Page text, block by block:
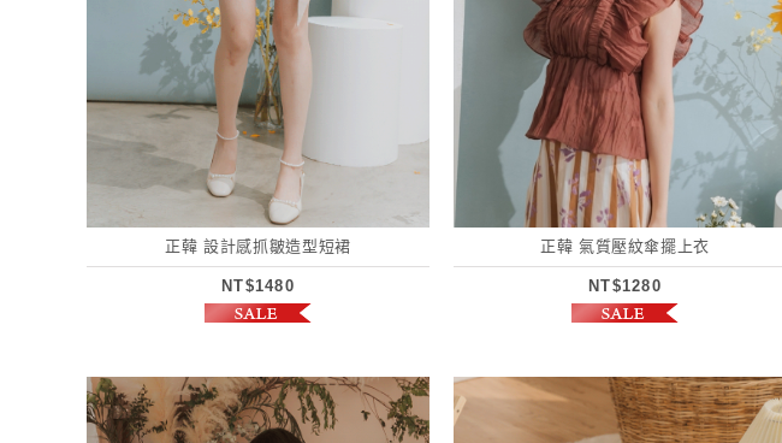
正韓 設計感抓皺造型短裙
NT$1480
正韓 氣質壓紋傘擺上衣
NT$1280